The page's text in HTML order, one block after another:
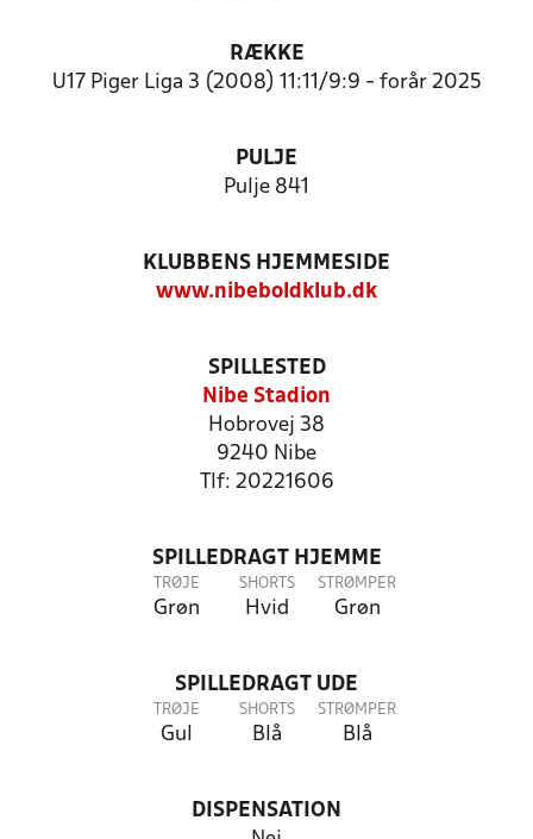
RÆKKE
U17 Piger Liga 3 (2008) 11:11/9:9 - forår 2025
PULJE
Pulje 841
KLUBBENS HJEMMESIDE
www.nibeboldklub.dk
SPILLESTED
Nibe Stadion
Hobrovej 38
9240 Nibe
Tlf: 20221606
SPILLEDRAGT HJEMME
TRØJE
Grøn
SHORTS
Hvid
STRØMPER
Grøn
SPILLEDRAGT UDE
TRØJE
Gul
SHORTS
Blå
STRØMPER
Blå
DISPENSATION